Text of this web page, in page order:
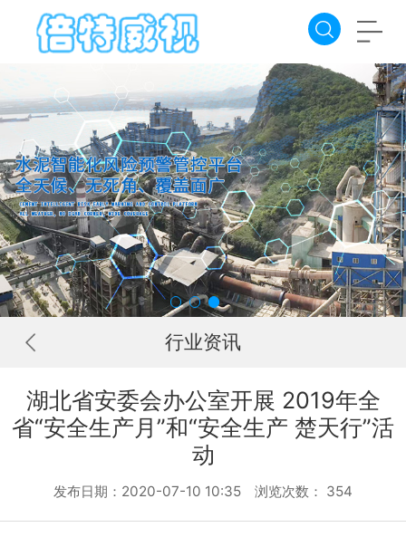
行业资讯
湖北省安委会办公室开展 2019年全
省“安全生产月”和“安全生产 楚天行”活
动
发布日期：2020-07-10 10:35 浏览次数： 354